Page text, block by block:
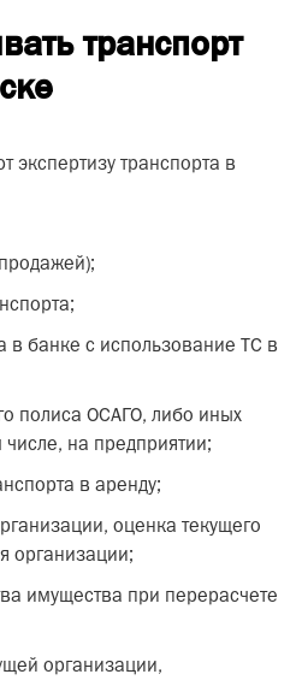
транспорт
экспертизу транспорта в
банке с использование ТС в
полиса ОСАГО, либо иных
числе, на предприятии;
в аренду;
оценка текущего
организации;
имущества при перерасчете
организации,